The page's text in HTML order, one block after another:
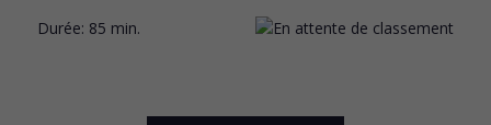
Durée: 85 min.